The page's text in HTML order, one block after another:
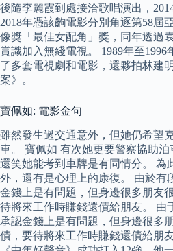
後隨李麗霞到處接洽歌唱演出，
2018年憑該齣電影分別角逐第58屆
像獎「最佳女配角」獎，同年透過
賞識加入無綫電視。 1989年至
了多套電視劇和電影，還夥拍林建
案》。
寶佩如: 電影金句
雖然發生過交通意外，但她仍希望
車。 寶佩如 有次她更要警察協助泊
還笑她能考到車牌是有同情分。 為
外，還有是心理上的康復。 由於有
金錢上是有問題，但身邊很多朋友
待將來工作時賺錢還債給朋友。 由
承認金錢上是有問題，但身邊很多
債，要待將來工作時賺錢還債給朋